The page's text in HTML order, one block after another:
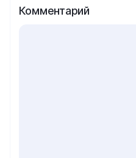
Комментарий